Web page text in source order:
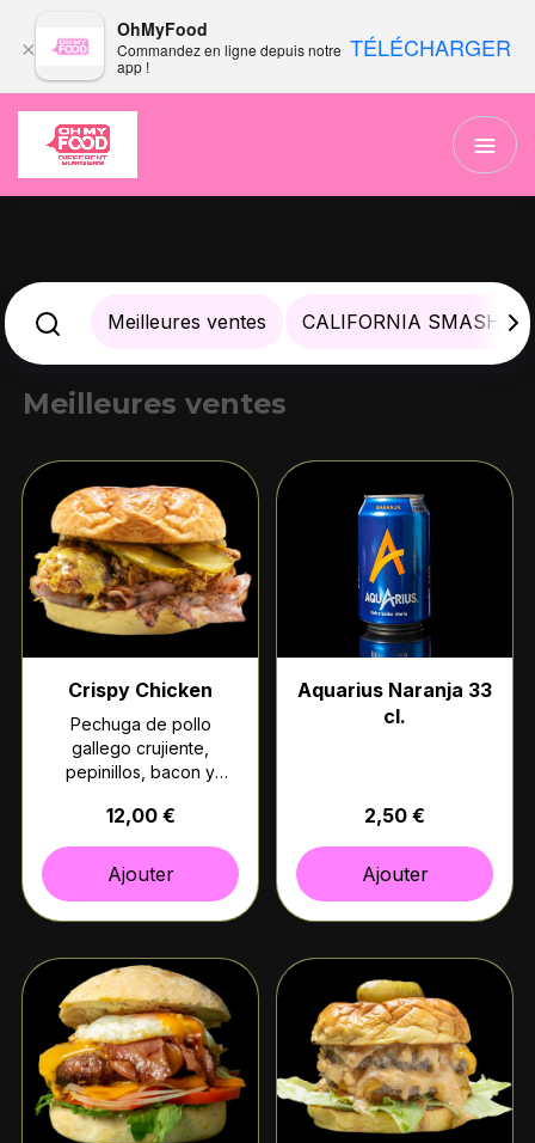
×
OhMyFood
Commandez en ligne depuis notre
app !
TÉLÉCHARGER
Meilleures ventes CALIFORNIA SMASH
Meilleures ventes
Crispy Chicken
Pechuga de pollo
gallego crujiente,
pepinillos, bacon y
de mostaza casera. (Pan
brioche)
12,00 €
Ajouter
Aquarius Naranja 33
cl.
2,50 €
Ajouter